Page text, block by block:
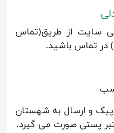
سایت از طریق(تماس
در تماس باشید.
پیک و ارسال به شهستان
پستی صورت می گیرد.